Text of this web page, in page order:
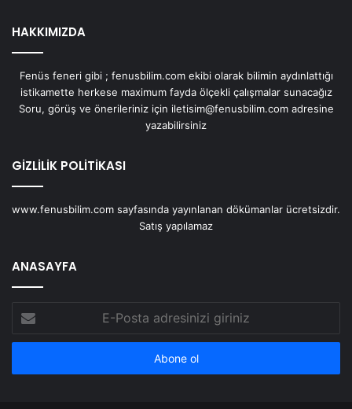
HAKKIMIZDA
Fenüs feneri gibi ; fenusbilim.com ekibi olarak bilimin aydınlattığı
istikamette herkese maximum fayda ölçekli çalışmalar sunacağız
Soru, görüş ve önerileriniz için iletisim@fenusbilim.com adresine
yazabilirsiniz
GİZLİLİK POLİTİKASI
www.fenusbilim.com sayfasında yayınlanan dökümanlar ücretsizdir.
Satış yapılamaz
ANASAYFA
Posta
adresinizi